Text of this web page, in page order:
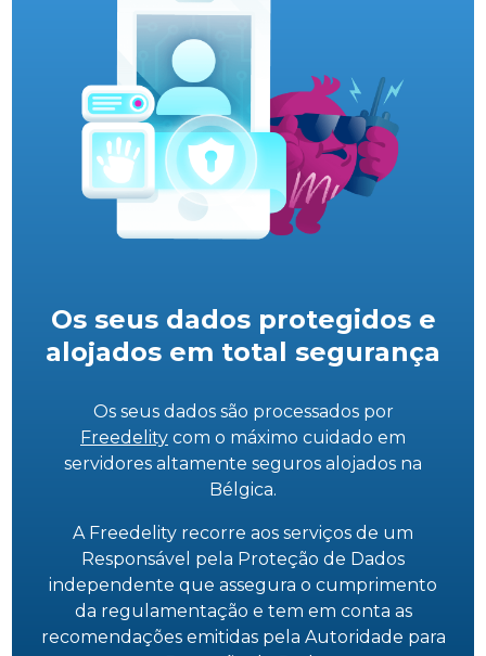
Os seus dados protegidos e
alojados em total segurança
Os seus dados são processados por
Freedelity com o máximo cuidado em
servidores altamente seguros alojados na
Bélgica.
A Freedelity recorre aos serviços de um
Responsável pela Proteção de Dados
independente que assegura o cumprimento
da regulamentação e tem em conta as
recomendações emitidas pela Autoridade para